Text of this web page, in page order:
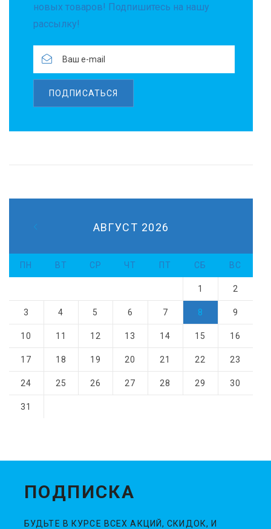
новых товаров! Подпишитесь на нашу
рассылку!
ПОДПИСАТЬСЯ
АВГУСТ 2026
ПН ВТ СР ЧТ ПТ СБ ВС
1 2
3 4 5 6 7 8 9
10 11 12 13 14 15 16
17 18 19 20 21 22 23
24 25 26 27 28 29 30
31
ПОДПИСКА
БУДЬТЕ В КУРСЕ ВСЕХ АКЦИЙ, СКИДОК, И